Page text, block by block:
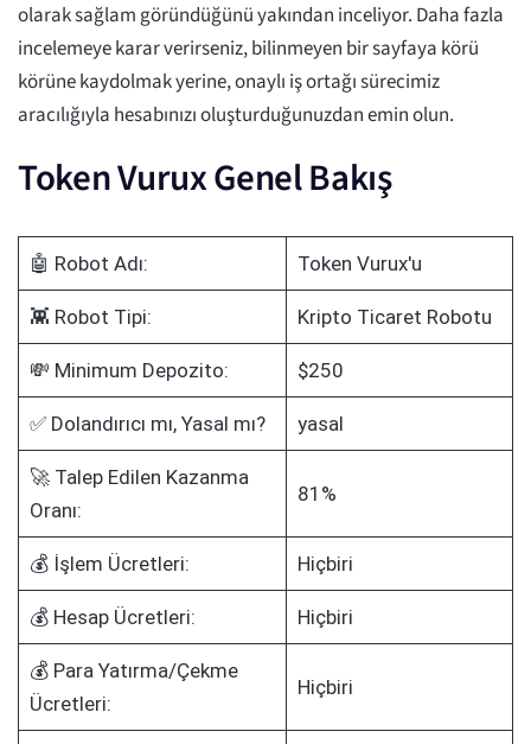
olarak sağlam göründüğünü yakından inceliyor. Daha fazla
incelemeye karar verirseniz, bilinmeyen bir sayfaya körü
körüne kaydolmak yerine, onaylı iş ortağı sürecimiz
aracılığıyla hesabınızı oluşturduğunuzdan emin olun.
Token Vurux Genel Bakış
🤖 Robot Adı: Token Vurux'u
👾 Robot Tipi: Kripto Ticaret Robotu
💸 Minimum Depozito: $250
✅ Dolandırıcı mı, Yasal mı? yasal
🚀 Talep Edilen Kazanma
Oranı:
81%
💰 İşlem Ücretleri: Hiçbiri
💰 Hesap Ücretleri: Hiçbiri
💰 Para Yatırma/Çekme
Ücretleri:
Hiçbiri